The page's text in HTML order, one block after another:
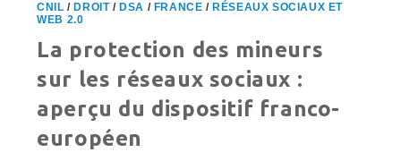
CNIL / DROIT/ DSA / FRANCE / RÉSEAUX SOCIAUX ET
WEB 2.0
La protection des mineurs
sur les réseaux sociaux :
aperçu du dispositif franco-
européen